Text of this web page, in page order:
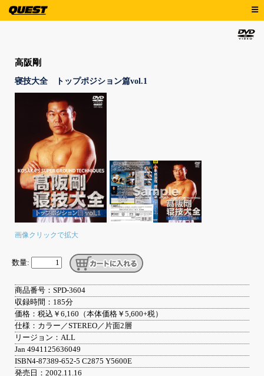
高阪剛
寝技大全 トップポジション篇vol.1
画像クリックで拡大
数量:
商品番号：SPD-3604
収録時間：185分
価格：税込￥6,160（本体価格￥5,600+税）
仕様：カラー／STEREO／片面2層
リージョン：ALL
Jan 4941125636049
ISBN4-87389-652-5 C2875 Y5600E
発売日：2002.11.16